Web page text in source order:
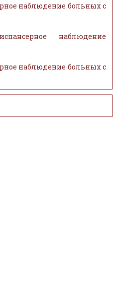
наблюдение больных с
наблюдение
наблюдение больных с